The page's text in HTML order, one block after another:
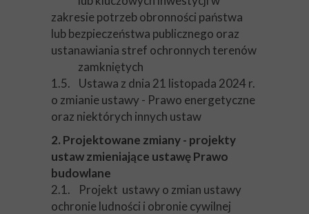
zakresie potrzeb obronności państwa
lub bezpieczeństwa publicznego oraz
ustanawiania stref ochronnych terenów
zamkniętych
1.5. Ustawa z dnia 21 listopada 2024 r.
o zmianie ustawy - Prawo energetyczne
oraz niektórych innych ustaw
2. Projektowane zmiany - projekty
ustaw zmieniające ustawę Prawo
budowlane
2.1. Projekt ustawy o zmian ustawy
ochronie ludności i obronie cywilnej